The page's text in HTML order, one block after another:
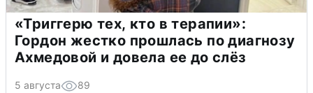
«Триггерю тех, кто в терапии»:
Гордон жестко прошлась по диагнозу
Ахмедовой и довела ее до слёз
5 августа 89